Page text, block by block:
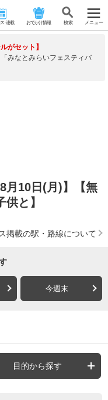
･連載 おでかけ情報 検 索 メニュー
がセット】
みなとみらいフェスティバ
月10日(月)】【無
と】
掲載の駅・路線について
今週末
目的から探す